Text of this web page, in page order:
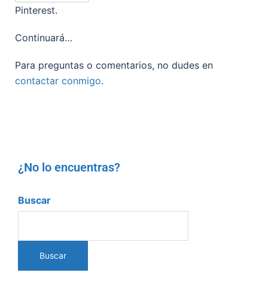
Pinterest.
Continuará…
Para preguntas o comentarios, no dudes en
contactar conmigo.
¿No lo encuentras?
Buscar
Buscar